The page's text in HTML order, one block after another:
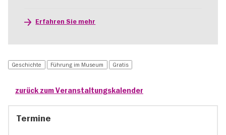
Erfahren Sie mehr
Geschichte Führung im Museum Gratis
zurück zum Veranstaltungskalender
Termine